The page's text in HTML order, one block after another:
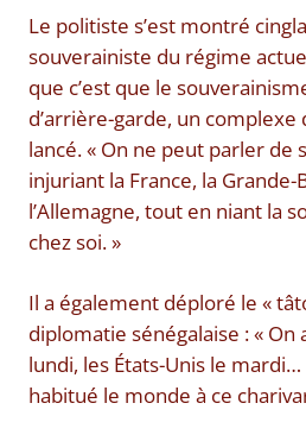
Le politiste s’est montré
souverainiste du régime
que c’est que le
d’arrière-garde, un complexe
lancé. « On ne peut parler de
injuriant la France, la Grande-
l’Allemagne, tout en niant la
chez soi. »
Il a également déploré le «
diplomatie sénégalaise : « On
lundi, les États-Unis le mardi…
habitué le monde à ce